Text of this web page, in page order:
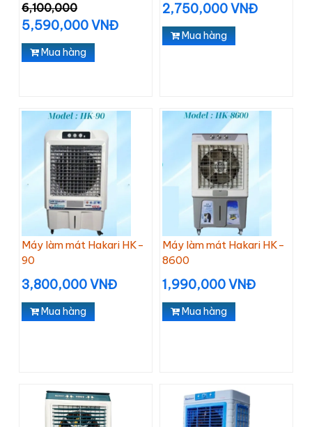
6,100,000
5,590,000 VNĐ
Mua hàng
2,750,000 VNĐ
Mua hàng
Máy làm mát Hakari HK-
90
3,800,000 VNĐ
Mua hàng
Máy làm mát Hakari HK-
8600
1,990,000 VNĐ
Mua hàng